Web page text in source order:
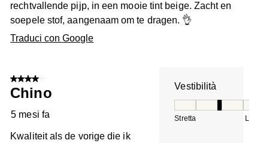
rechtvallende pijp, in een mooie tint beige. Zacht en
soepele stof, aangenaam om te dragen. 👌
Traduci con Google
4 su 5 stelle.
Chino
5 mesi fa
Kwaliteit als de vorige die ik
Vestibilità
Stretta